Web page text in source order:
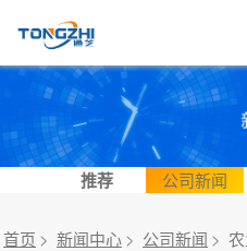
推荐 公司新闻
首页 > 新闻中心> 公司新闻 >